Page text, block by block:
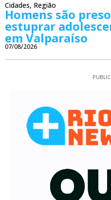
Cidades, Região
Homens são
estuprar
em Valparaíso
07/08/2026